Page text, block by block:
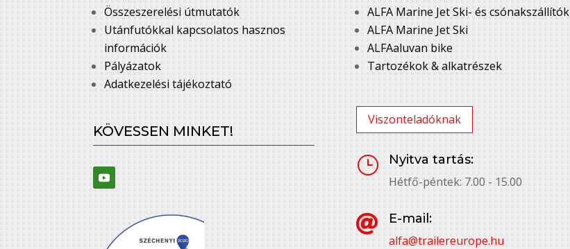
Összeszerelési útmutatók
Utánfutókkal kapcsolatos hasznos
információk
Pályázatok
Adatkezelési tájékoztató
KÖVESSEN MINKET!
ALFA Marine Jet Ski- és csónakszállítók
ALFA Marine Jet Ski
ALFAaluvan bike
Tartozékok & alkatrészek
Viszonteladóknak
}
Nyitva tartás:
Hétfő-péntek: 7.00 - 15.00

E-mail:
alfa@trailereurope.hu